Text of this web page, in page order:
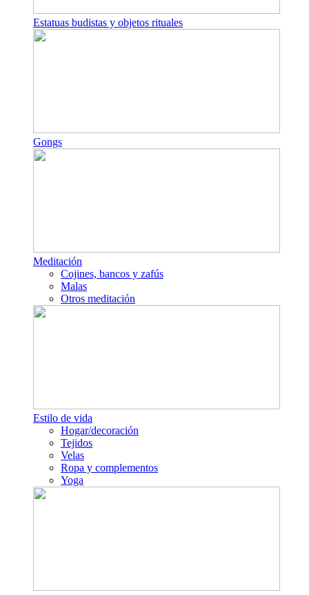
Estatuas budistas y objetos rituales
Gongs
Meditación
Cojines, bancos y zafús
Malas
Otros meditación
Estilo de vida
Hogar/decoración
Tejidos
Velas
Ropa y complementos
Yoga